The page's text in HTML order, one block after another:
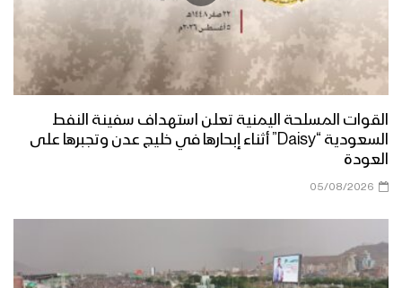
القوات المسلحة اليمنية تعلن استهداف سفينة النفط
السعودية “Daisy” أثناء إبحارها في خليج عدن وتجبرها على
العودة
05/08/2026